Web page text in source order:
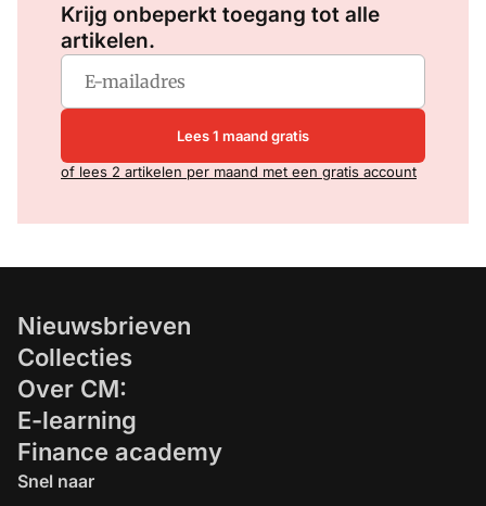
Krijg onbeperkt toegang tot alle
artikelen.
Lees 1 maand gratis
of lees 2 artikelen per maand met een gratis account
Nieuwsbrieven
Collecties
Over CM:
E-learning
Finance academy
Snel naar